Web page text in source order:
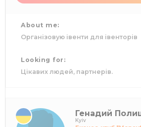
About me:
Організовую івенти для івенторів
Looking for:
Цікавих людей, партнерів.
Генадий
Kyiv